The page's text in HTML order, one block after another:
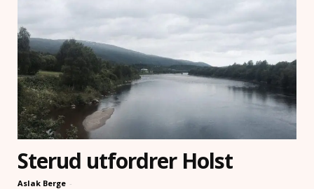
Sterud utfordrer Holst
Aslak Berge -